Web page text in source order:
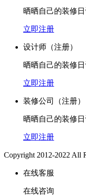
晒晒自己的装修
立即注册
设计师 （注册）
晒晒自己的装修
立即注册
装修公司 （注册）
晒晒自己的装修
立即注册
Copyright 2012-2022 All
在线客服
在线咨询